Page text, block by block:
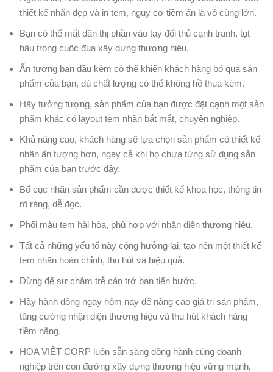
thiết kế nhãn đẹp và in tem, nguy cơ tiềm ẩn là vô cùng lớn.
Bạn có thể mất dần thị phần vào tay đối thủ cạnh tranh, tụt
hậu trong cuộc đua xây dựng thương hiệu.
Ấn tượng ban đầu kém có thể khiến khách hàng bỏ qua sản
phẩm của bạn, dù chất lượng có thể không hề thua kém.
Hãy tưởng tượng, sản phẩm của bạn được đặt cạnh một sản
phẩm khác có layout tem nhãn bắt mắt, chuyên nghiệp.
Khả năng cao, khách hàng sẽ lựa chọn sản phẩm có thiết kế
nhãn ấn tượng hơn, ngay cả khi họ chưa từng sử dụng sản
phẩm của bạn trước đây.
Bố cục nhãn sản phẩm cần được thiết kế khoa học, thông tin
rõ ràng, dễ đọc.
Phối màu tem hài hòa, phù hợp với nhận diện thương hiệu.
Tất cả những yếu tố này cộng hưởng lại, tạo nên một thiết kế
tem nhãn hoàn chỉnh, thu hút và hiệu quả.
Đừng để sự chậm trễ cản trở bạn tiến bước.
Hãy hành động ngay hôm nay để nâng cao giá trị sản phẩm,
tăng cường nhận diện thương hiệu và thu hút khách hàng
tiềm năng.
HOA VIỆT CORP luôn sẵn sàng đồng hành cùng doanh
nghiệp trên con đường xây dựng thương hiệu vững mạnh,